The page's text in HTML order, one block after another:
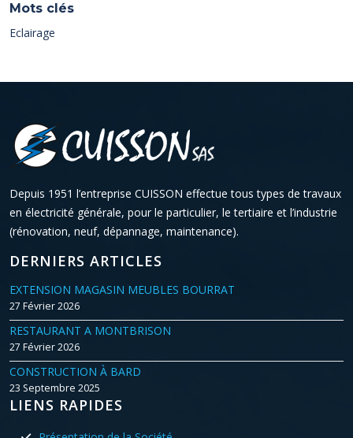
Mots clés
Eclairage
Depuis 1951 l’entreprise CUISSON effectue tous types de travaux
en électricité générale, pour le particulier, le tertiaire et l’industrie
(rénovation, neuf, dépannage, maintenance).
DERNIERS ARTICLES
EXTENSION MAGASIN MEUBLES BOURRAT
27 Février 2026
RESTAURANT A MONTBRISON
27 Février 2026
CONSTRUCTION À BARD
23 Septembre 2025
LIENS RAPIDES